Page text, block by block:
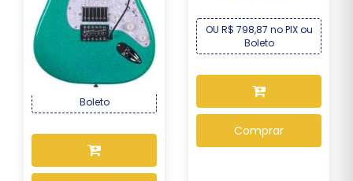
Guitarra Seizi Fun Katana
Musashi HSS ...
R$ 1.339,00
OU R$ 1.245,27 no PIX ou
Boleto
OU R$ 798,87 no PIX ou
Boleto
Comprar